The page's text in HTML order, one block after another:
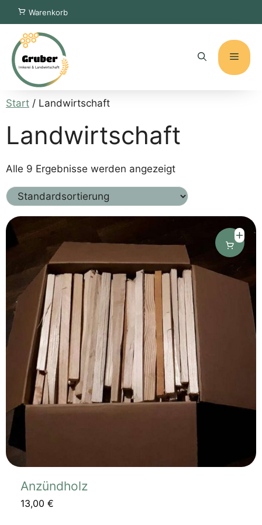
Zum
Inhalt
springen
Warenkorb
Menü
Start / Landwirtschaft
Landwirtschaft
Alle 9 Ergebnisse werden angezeigt
Anzündholz
13,00 €